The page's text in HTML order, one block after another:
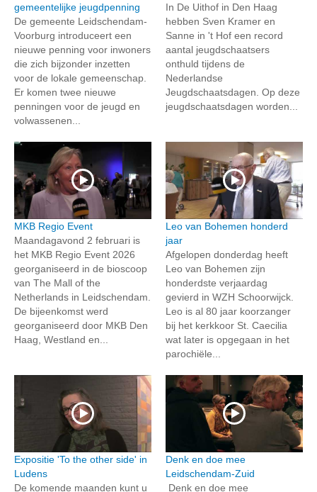
gemeentelijke jeugdpenning
De gemeente Leidschendam-
Voorburg introduceert een
nieuwe penning voor inwoners
die zich bijzonder inzetten
voor de lokale gemeenschap.
Er komen twee nieuwe
penningen voor de jeugd en
volwassenen...
In De Uithof in Den Haag
hebben Sven Kramer en
Sanne in 't Hof een record
aantal jeugdschaatsers
onthuld tijdens de
Nederlandse
Jeugdschaatsdagen. Op deze
jeugdschaatsdagen worden...
MKB Regio Event
Maandagavond 2 februari is
het MKB Regio Event 2026
georganiseerd in de bioscoop
van The Mall of the
Netherlands in Leidschendam.
De bijeenkomst werd
georganiseerd door MKB Den
Haag, Westland en...
Leo van Bohemen honderd
jaar
Afgelopen donderdag heeft
Leo van Bohemen zijn
honderdste verjaardag
gevierd in WZH Schoorwijck.
Leo is al 80 jaar koorzanger
bij het kerkkoor St. Caecilia
wat later is opgegaan in het
parochiële...
Expositie 'To the other side' in
Ludens
De komende maanden kunt u
Denk en doe mee
Leidschendam-Zuid
Denk en doe mee